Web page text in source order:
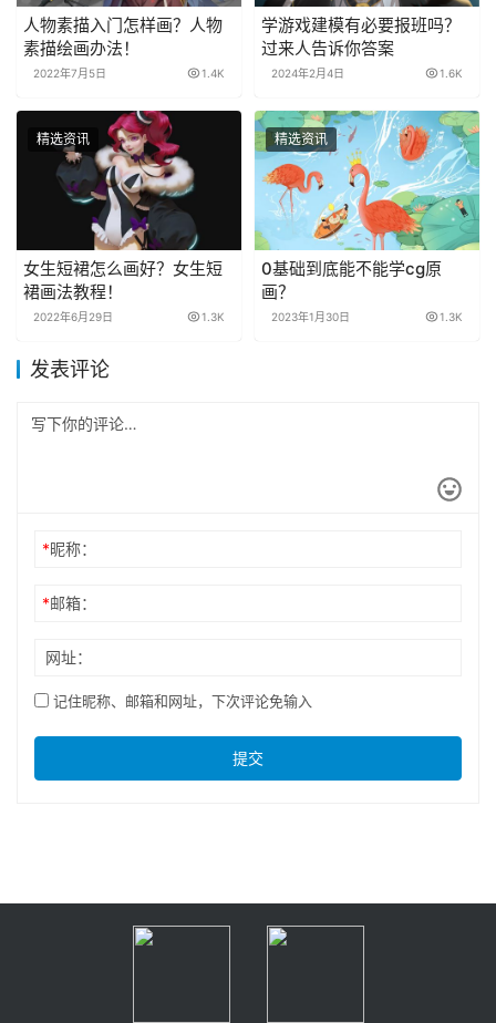
人物素描入门怎样画？人物
素描绘画办法！
2022年7月5日 1.4K
学游戏建模有必要报班吗？
过来人告诉你答案
2024年2月4日 1.6K
精选资讯
女生短裙怎么画好？女生短
裙画法教程！
2022年6月29日 1.3K
精选资讯
0基础到底能不能学cg原
画？
2023年1月30日 1.3K
发表评论
*昵称：
*邮箱：
网址：
记住昵称、邮箱和网址，下次评论免输入
提交